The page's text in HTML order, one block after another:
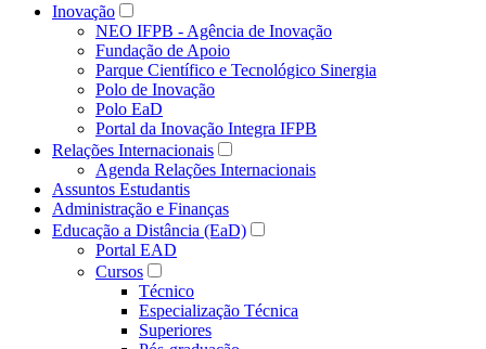
Inovação
NEO IFPB - Agência de Inovação
Fundação de Apoio
Parque Científico e Tecnológico Sinergia
Polo de Inovação
Polo EaD
Portal da Inovação Integra IFPB
Relações Internacionais
Agenda Relações Internacionais
Assuntos Estudantis
Administração e Finanças
Educação a Distância (EaD)
Portal EAD
Cursos
Técnico
Especialização Técnica
Superiores